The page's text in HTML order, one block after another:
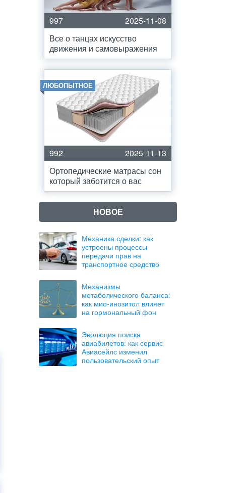
997
2025-11-08
Все о танцах искусство
движения и самовыражения
ЛЮБОПЫТНОЕ
992
2025-11-13
Ортопедические матрасы сон
который заботится о вас
НОВОЕ
Механика сделки: как
устроены процессы
передачи прав на
транспортное средство
Механизмы
метаболического баланса:
как мио-инозитол влияет
на гормональный фон
Эволюция поиска
авиабилетов: как сервис
Авиасейлс изменил
пользовательский опыт